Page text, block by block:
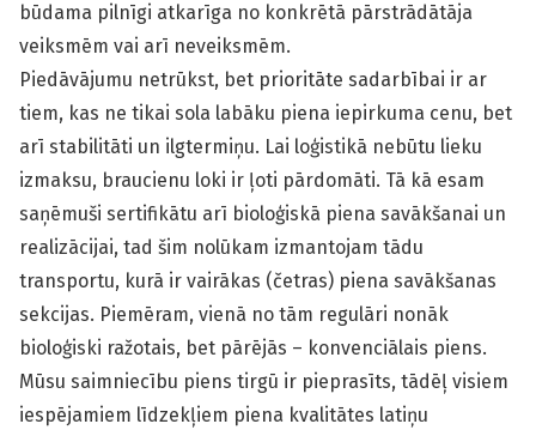
būdama pilnīgi atkarīga no konkrētā pārstrādātāja
veiksmēm vai arī neveiksmēm.
Piedāvājumu netrūkst, bet prioritāte sadarbībai ir ar
tiem, kas ne tikai sola labāku piena iepirkuma cenu, bet
arī stabilitāti un ilgtermiņu. Lai loģistikā nebūtu lieku
izmaksu, braucienu loki ir ļoti pārdomāti. Tā kā esam
saņēmuši sertifikātu arī bioloģiskā piena savākšanai un
realizācijai, tad šim nolūkam izmantojam tādu
transportu, kurā ir vairākas (četras) piena savākšanas
sekcijas. Piemēram, vienā no tām regulāri nonāk
bioloģiski ražotais, bet pārējās – konvenciālais piens.
Mūsu saimniecību piens tirgū ir pieprasīts, tādēļ visiem
iespējamiem līdzekļiem piena kvalitātes latiņu